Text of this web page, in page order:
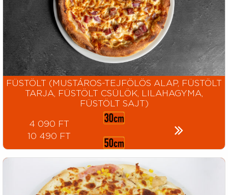
FÜSTÖLT (MUSTÁROS-TEJFÖLÖS ALAP, FÜSTÖLT
TARJA, FÜSTÖLT CSÜLÖK, LILAHAGYMA,
FÜSTÖLT SAJT)
4 090 FT
10 490 FT